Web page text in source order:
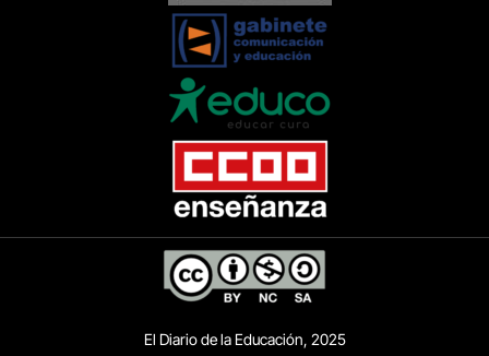
El Diario de la Educación, 2025